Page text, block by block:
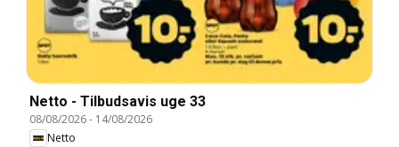
Netto - Tilbudsavis uge 33
08/08/2026- 14/08/2026
Netto